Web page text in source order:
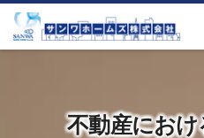
不動産にお